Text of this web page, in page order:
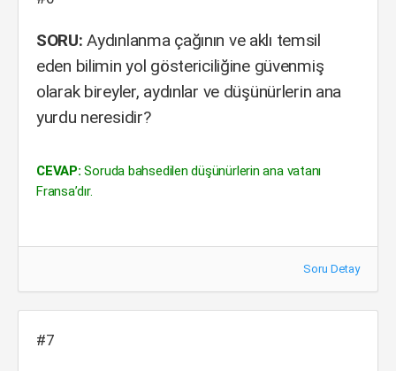
SORU: Aydınlanma çağının ve aklı temsil
eden bilimin yol göstericiliğine güvenmiş
olarak bireyler, aydınlar ve düşünürlerin ana
yurdu neresidir?
CEVAP: Soruda bahsedilen düşünürlerin ana vatanı
Fransa’dır.
Soru Detay
#7